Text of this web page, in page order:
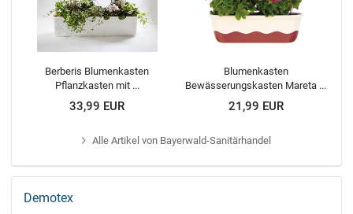
Berberis Blumenkasten
Pflanzkasten mit ...
33,99 EUR
Blumenkasten
Bewässerungskasten Mareta ...
21,99 EUR
Alle Artikel von Bayerwald-Sanitärhandel
Demotex